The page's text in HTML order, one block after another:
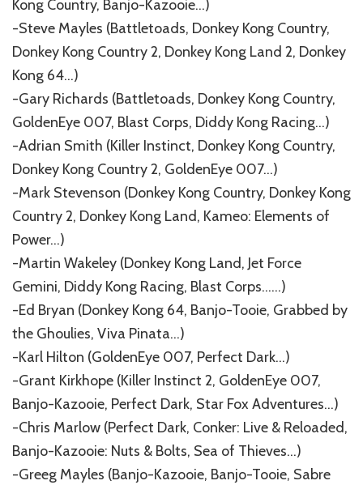
Kong Country, Banjo-Kazooie…)
-Steve Mayles (Battletoads, Donkey Kong Country,
Donkey Kong Country 2, Donkey Kong Land 2, Donkey
Kong 64…)
-Gary Richards (Battletoads, Donkey Kong Country,
GoldenEye 007, Blast Corps, Diddy Kong Racing…)
-Adrian Smith (Killer Instinct, Donkey Kong Country,
Donkey Kong Country 2, GoldenEye 007…)
-Mark Stevenson (Donkey Kong Country, Donkey Kong
Country 2, Donkey Kong Land, Kameo: Elements of
Power…)
-Martin Wakeley (Donkey Kong Land, Jet Force
Gemini, Diddy Kong Racing, Blast Corps……)
-Ed Bryan (Donkey Kong 64, Banjo-Tooie, Grabbed by
the Ghoulies, Viva Pinata…)
-Karl Hilton (GoldenEye 007, Perfect Dark…)
-Grant Kirkhope (Killer Instinct 2, GoldenEye 007,
Banjo-Kazooie, Perfect Dark, Star Fox Adventures…)
-Chris Marlow (Perfect Dark, Conker: Live & Reloaded,
Banjo-Kazooie: Nuts & Bolts, Sea of Thieves…)
-Greeg Mayles (Banjo-Kazooie, Banjo-Tooie, Sabre